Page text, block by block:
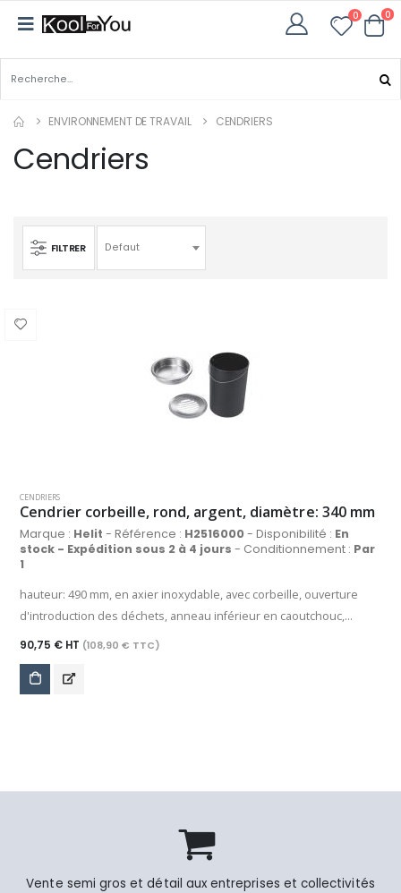
0 0
ENVIRONNEMENT DE TRAVAIL CENDRIERS
Cendriers
FILTRER Defaut
CENDRIERS
Cendrier corbeille, rond, argent, diamètre: 340 mm
Marque : Helit - Référence : H2516000 - Disponibilité : En
stock - Expédition sous 2 à 4 jours - Conditionnement : Par
1
hauteur: 490 mm, en axier inoxydable, avec corbeille, ouverture
d'introduction des déchets, anneau inférieur en caoutchouc,
intérieur de la corbeille en ABS, coupelle de la corbeille en acier
90,75 € HT (108,90 € TTC)
Vente semi gros et détail aux entreprises et collectivités